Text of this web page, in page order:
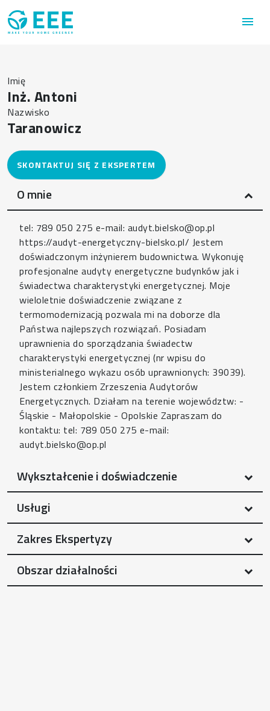
Przejdź do treści
menu
Imię
Inż. Antoni
Nazwisko
Taranowicz
O mnie
tel: 789 050 275 e-mail: audyt.bielsko@op.pl
https://audyt-energetyczny-bielsko.pl/ Jestem
doświadczonym inżynierem budownictwa. Wykonuję
profesjonalne audyty energetyczne budynków jak i
świadectwa charakterystyki energetycznej. Moje
wieloletnie doświadczenie związane z
termomodernizacją pozwala mi na doborze dla
Państwa najlepszych rozwiązań. Posiadam
uprawnienia do sporządzania świadectw
charakterystyki energetycznej (nr wpisu do
ministerialnego wykazu osób uprawnionych: 39039).
Jestem członkiem Zrzeszenia Audytorów
Energetycznych. Działam na terenie województw: -
Śląskie - Małopolskie - Opolskie Zapraszam do
kontaktu: tel: 789 050 275 e-mail:
audyt.bielsko@op.pl
Wykształcenie i doświadczenie
Usługi
Zakres Ekspertyzy
Obszar działalności